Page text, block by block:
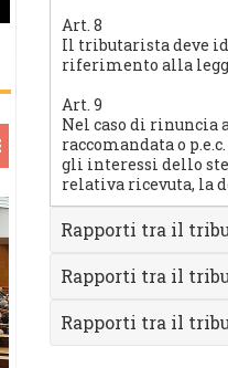
Art. 8
Il tributarista deve
riferimento alla
Art. 9
Nel caso di rinuncia
raccomandata o
gli interessi dello
relativa ricevuta, la
Rapporti tra il
Rapporti tra il
Rapporti tra il